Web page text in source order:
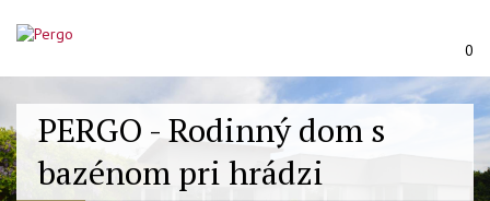
0
PERGO - Rodinný dom s
bazénom pri hrádzi